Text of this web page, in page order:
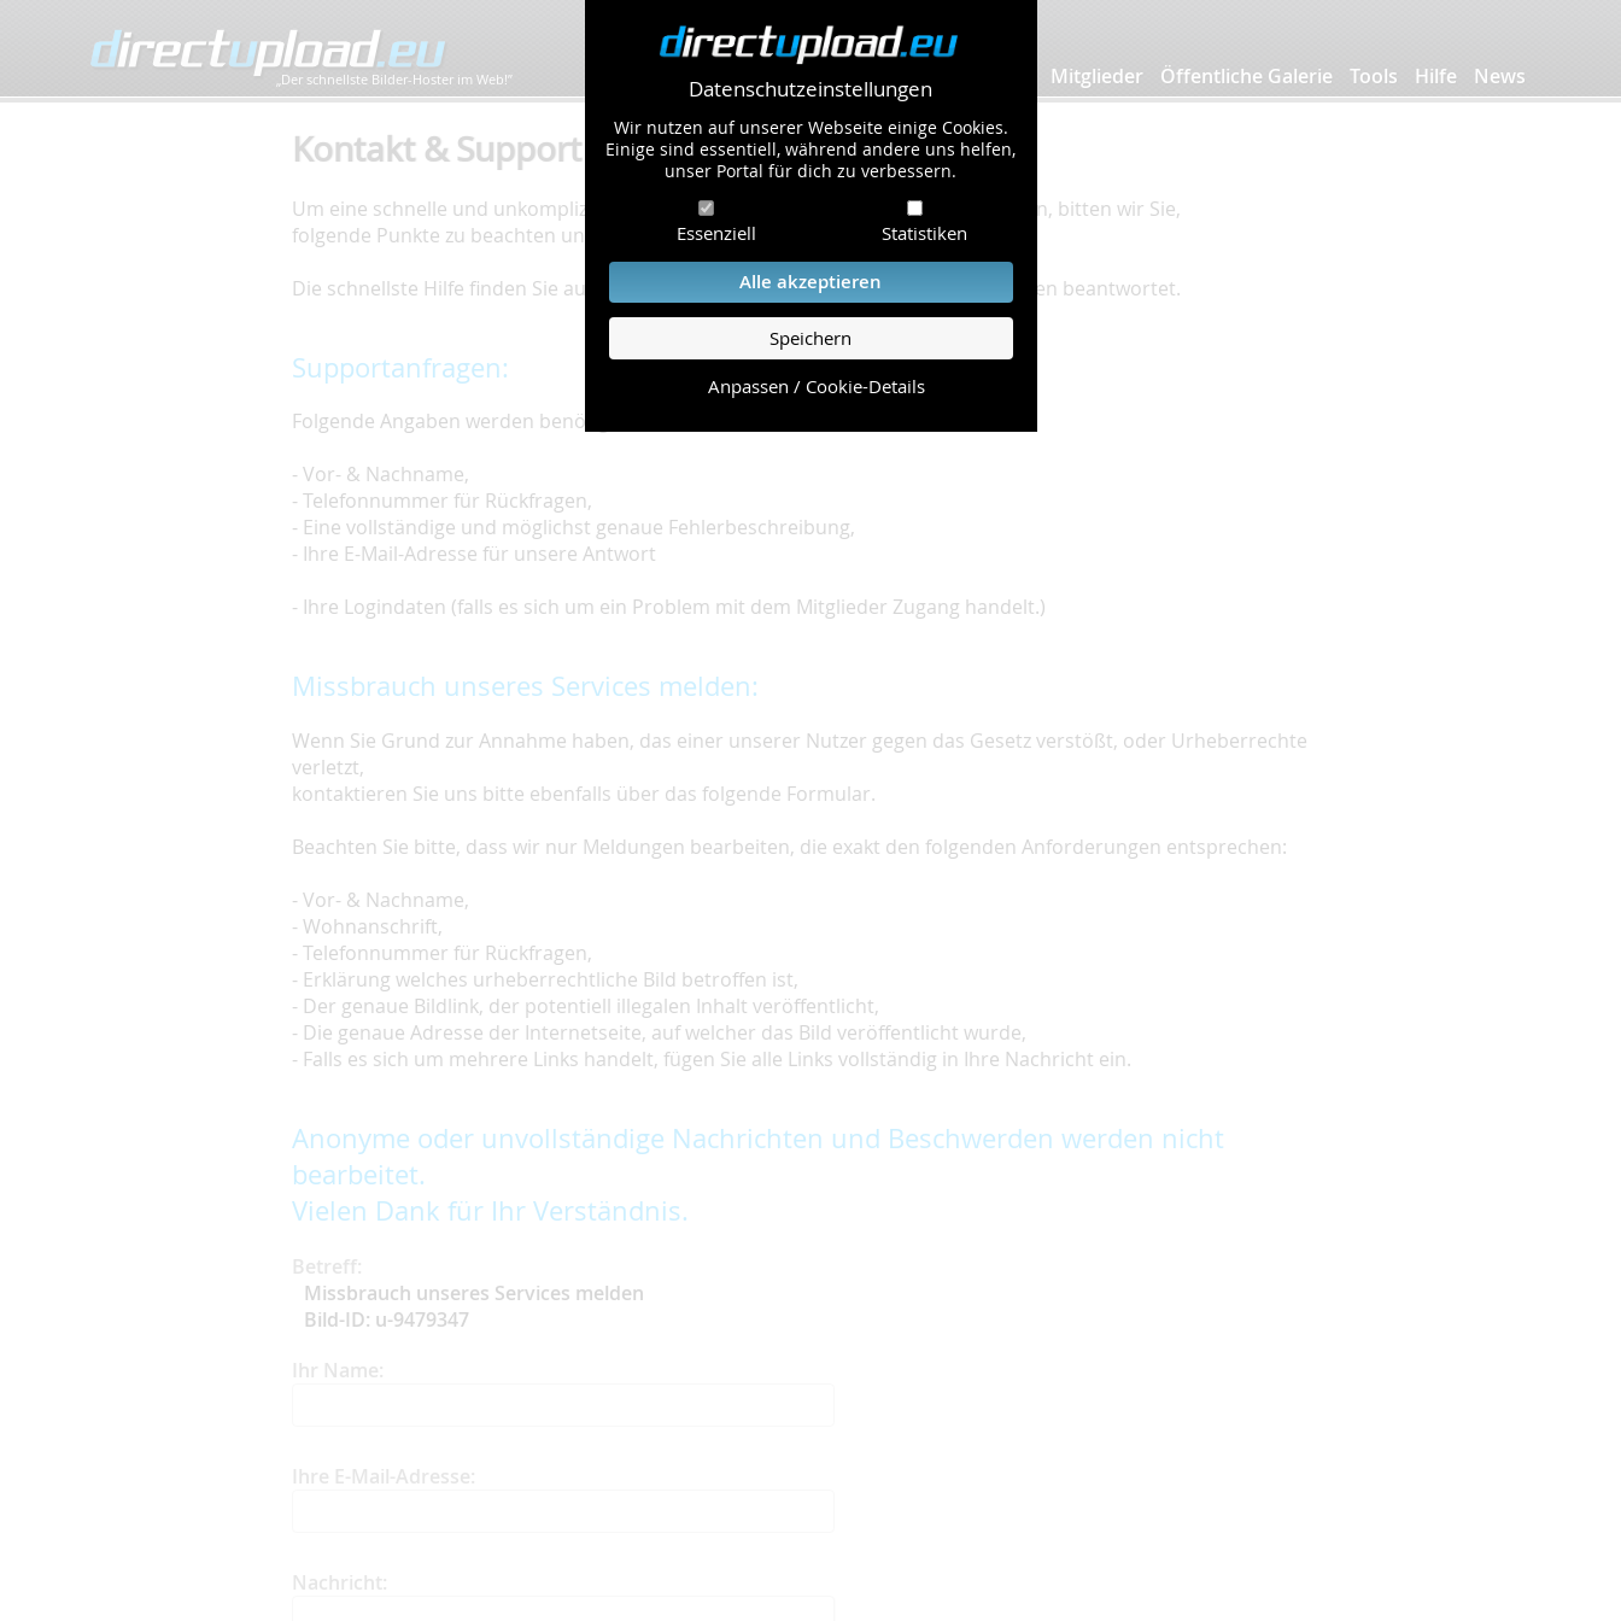
Datenschutzeinstellungen
Wir nutzen auf unserer Webseite einige Cookies.
Einige sind essentiell, während andere uns helfen,
unser Portal für dich zu verbessern.
Essenziell Statistiken
Alle akzeptieren
Speichern
Anpassen / Cookie-Details
„Der schnellste Bilder-Hoster im Web!” Mitglieder Öffentliche Galerie Tools Hilfe News
Kontakt & Support
Um eine schnelle und unkomplizierte Bearbeitung Ihres Problems zu gewährleisten, bitten wir Sie,
folgende Punkte zu beachten und einzuhalten.
Die schnellste Hilfe finden Sie auf unserer
Hilfe Seite, die die häufig gestellten Fragen beantwortet.
Supportanfragen:
Folgende Angaben werden benötigt:
- Vor- & Nachname,
- Telefonnummer für Rückfragen,
- Eine vollständige und möglichst genaue Fehlerbeschreibung,
- Ihre E-Mail-Adresse für unsere Antwort
- Ihre Logindaten (falls es sich um ein Problem mit dem Mitglieder Zugang handelt.)
Missbrauch unseres Services melden:
Wenn Sie Grund zur Annahme haben, das einer unserer Nutzer gegen das Gesetz verstößt, oder Urheberrechte
verletzt,
kontaktieren Sie uns bitte ebenfalls über das folgende Formular.
Beachten Sie bitte, dass wir nur Meldungen bearbeiten, die exakt den folgenden Anforderungen entsprechen:
- Vor- & Nachname,
- Wohnanschrift,
- Telefonnummer für Rückfragen,
- Erklärung welches urheberrechtliche Bild betroffen ist,
- Der genaue Bildlink, der potentiell illegalen Inhalt veröffentlicht,
- Die genaue Adresse der Internetseite, auf welcher das Bild veröffentlicht wurde,
- Falls es sich um mehrere Links handelt, fügen Sie alle Links vollständig in Ihre Nachricht ein.
Anonyme oder unvollständige Nachrichten und Beschwerden werden nicht
bearbeitet.
Vielen Dank für Ihr Verständnis.
Betreff:
Missbrauch unseres Services melden
Bild-ID: u-9479347
Ihr Name:
Ihre E-Mail-Adresse:
Nachricht: